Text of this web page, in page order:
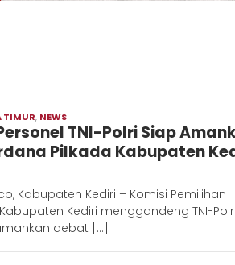
TIMUR, NEWS
Hadi
TNI-Polri Siap
Pilkada Kabupaten
Kabupaten Kediri – Komisi Pemilihan
Kediri menggandeng TNI-Polri
debat […]